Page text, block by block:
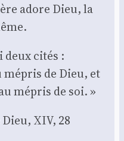
adore Dieu, la
deux cités :
mépris de Dieu, et
mépris de soi. »
XIV, 28